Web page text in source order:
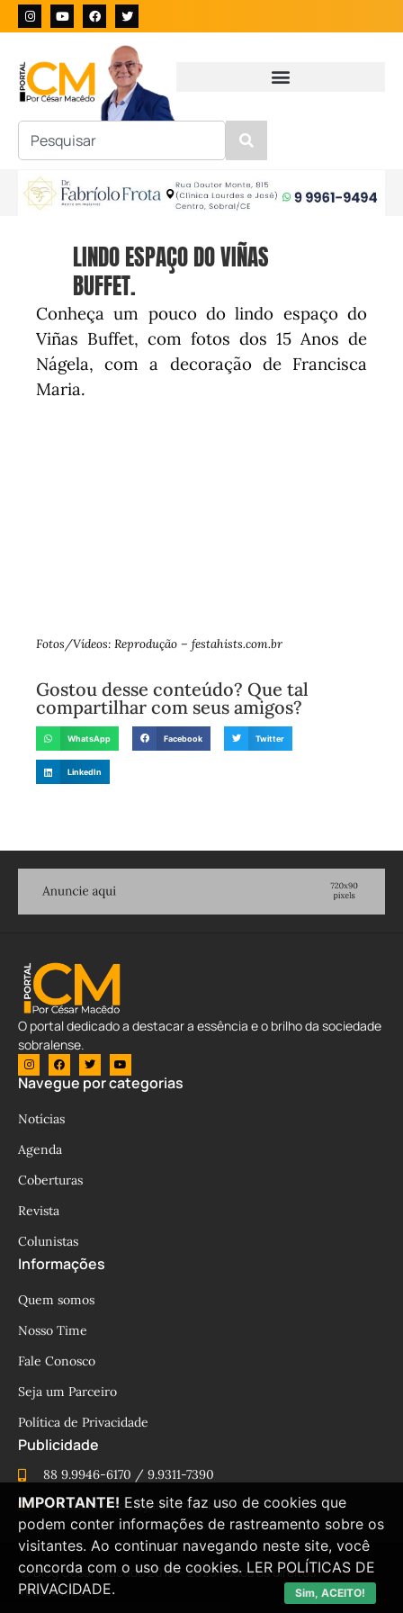
LINDO ESPAÇO DO VIÑAS
BUFFET.
Conheça um pouco do lindo espaço do
Viñas Buffet, com fotos dos 15 Anos de
Nágela, com a decoração de Francisca
Maria.
Fotos/Vídeos: Reprodução – festahists.com.br
Gostou desse conteúdo? Que tal
compartilhar com seus amigos?
WhatsApp Facebook Twitter
LinkedIn
O portal dedicado a destacar a essência e o brilho da sociedade
sobralense.
Navegue por categorias
Notícias
Agenda
Coberturas
Revista
Colunistas
Informações
Quem somos
Nosso Time
Fale Conosco
Seja um Parceiro
Política de Privacidade
Publicidade
88 9.9946-6170 / 9.9311-7390
cesinhamacedo@yahoo.com.br
© Blog César Macêdo 2015 – 2025 Todos os direitos
reservados.
IMPORTANTE! Este site faz uso de cookies que
podem conter informações de rastreamento sobre os
visitantes. Ao continuar navegando neste site, você
concorda com o uso de cookies. LER POLÍTICAS DE
PRIVACIDADE.
Sim, ACEITO!